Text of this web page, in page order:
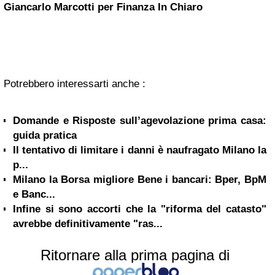
Giancarlo Marcotti per Finanza In Chiaro
Potrebbero interessarti anche :
Domande e Risposte sull’agevolazione prima casa:
guida pratica
Il tentativo di limitare i danni è naufragato Milano la
p...
Milano la Borsa migliore Bene i bancari: Bper, BpM
e Banc...
Infine si sono accorti che la "riforma del catasto"
avrebbe definitivamente "ras...
Ritornare alla prima pagina di